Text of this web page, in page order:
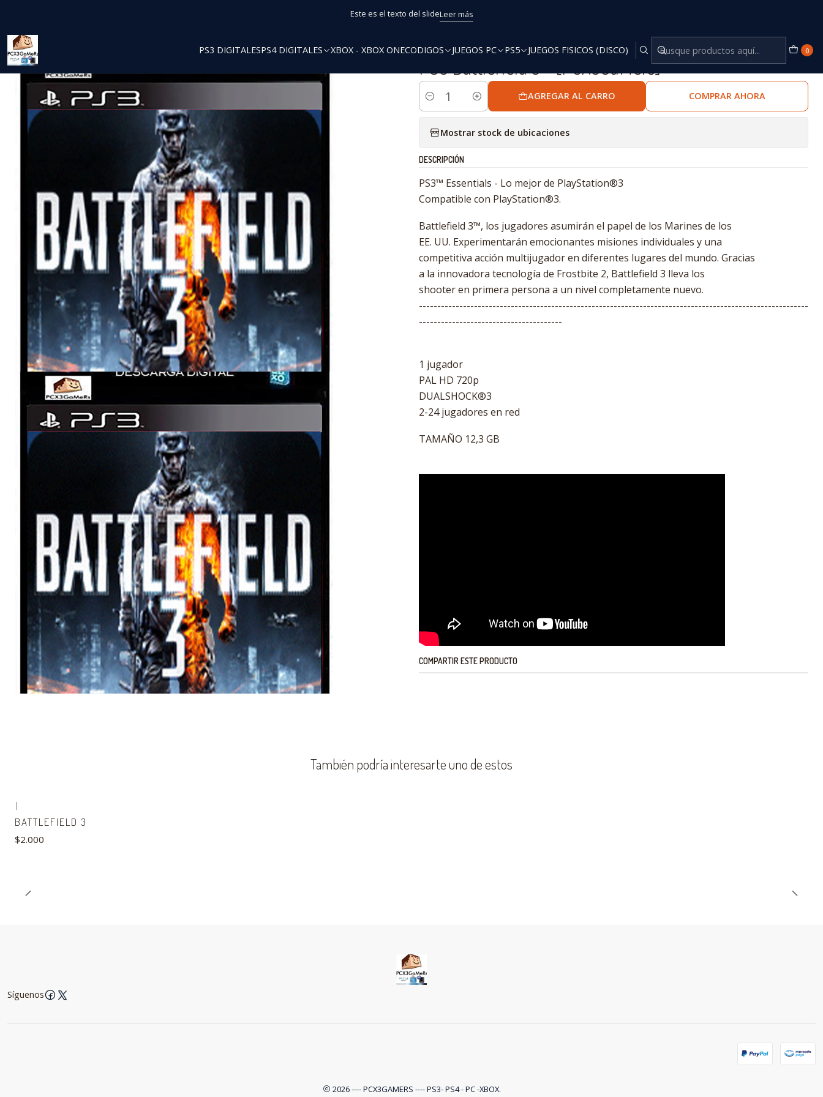
PS3 DIGITALESPS4 DIGITALES XBOX - XBOX ONECODIGOS JUEGOS PC PS5 JUEGOS FISICOS (DISCO) 0
Este es el texto del slideLeer más
PS3 Digitales PS3 Battlefield 3™ [PCX3GaMers]
|
PS3 Battlefield 3™ [PCX3GaMers]
Cantidad
AGREGAR AL CARRO COMPRAR AHORA
Mostrar stock de ubicaciones
DESCRIPCIÓN
PS3™ Essentials - Lo mejor de PlayStation®3
Compatible con PlayStation®3.
Battlefield 3™, los jugadores asumirán el papel de los Marines de los
EE. UU. Experimentarán emocionantes misiones individuales y una
competitiva acción multijugador en diferentes lugares del mundo. Gracias
a la innovadora tecnología de Frostbite 2, Battlefield 3 lleva los
shooter en primera persona a un nivel completamente nuevo.
----------------------------------------------------------------------------------------------------------
---------------------------------------
1 jugador
PAL HD 720p
DUALSHOCK®3
2-24 jugadores en red
TAMAÑO 12,3 GB
COMPARTIR ESTE PRODUCTO
También podría interesarte uno de estos
|
BATTLEFIELD 3
$2.000
Síguenos
2026 ---- PCX3GAMERS ---- PS3- PS4 - PC -XBOX.